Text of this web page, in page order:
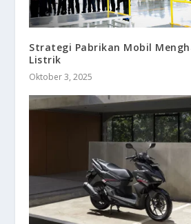
Strategi Pabrikan Mobil
Listrik
Oktober 3, 2025